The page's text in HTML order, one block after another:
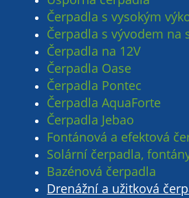
Čerpadla s vysokým
Čerpadla s vývodem na
Čerpadla na 12V
Čerpadla Oase
Čerpadla Pontec
Čerpadla AquaForte
Čerpadla Jebao
Fontánová a efektová
Solární čerpadla,
Bazénová čerpadla
Drenážní a užitková